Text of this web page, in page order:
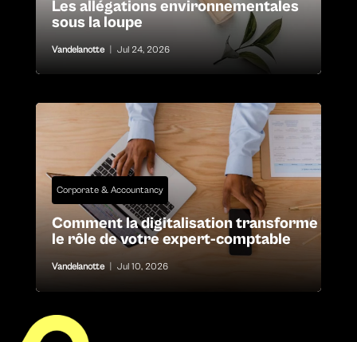
Les allégations environnementales
sous la loupe
Vandelanotte Jul 24, 2026
Corporate & Accountancy
Comment la digitalisation transforme
le rôle de votre expert-comptable
Vandelanotte Jul 10, 2026